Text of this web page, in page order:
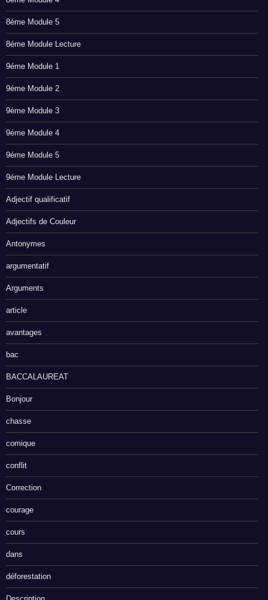
8éme Module 5
8éme Module Lecture
9éme Module 1
9éme Module 2
9éme Module 3
9éme Module 4
9éme Module 5
9éme Module Lecture
Adjectif qualificatif
Adjectifs de Couleur
Antonymes
argumentatif
Arguments
article
avantages
bac
BACCALAUREAT
Bonjour
chasse
comique
conflit
Correction
courage
cours
dans
déforestation